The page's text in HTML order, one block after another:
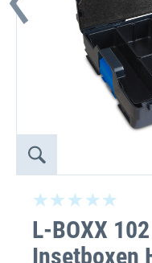
L-BOXX
Insetboxen